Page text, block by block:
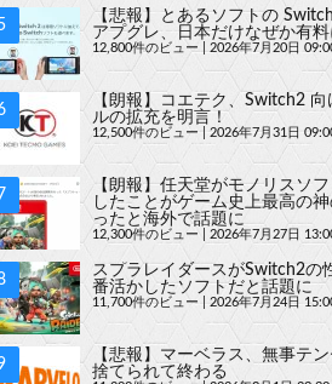
【悲報】とあるソフトの
アプグレ、日本だけなぜか有
12,800件のビュー 2026年7月20日
【朗報】コエテク、Switch2 向
ルの拡充を明言！
12,500件のビュー |2026年7月31日
【朗報】任天堂がモノリスソ
したことがゲーム史上最高の
ったと海外で話題に
12,300件のビュー 2026年7月27日
スプラレイダースがSwitch2の
番活かしたソフトだと話題に
11,700件のビュー 2026年7月24日
【悲報】マーベラス、無事テ
捨てられて終わる